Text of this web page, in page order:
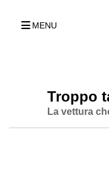
MENU
Troppo
La vettura